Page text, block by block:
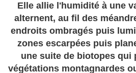
Elle allie l'humidité à une
alternent, au fil des
endroits ombragés puis
zones escarpées puis
une suite de biotopes qui
végétations montagnardes